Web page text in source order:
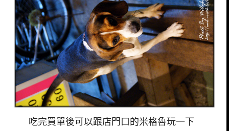
吃完買單後可以跟店門口的米格魯玩一下